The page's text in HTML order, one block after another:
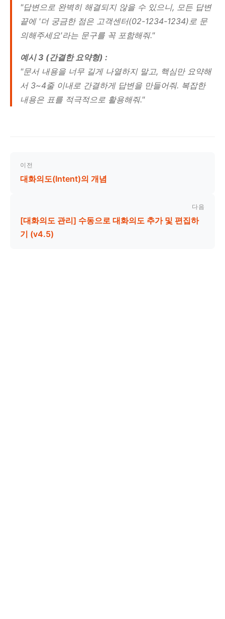
"답변으로 완벽히 해결되지 않을 수 있으니, 모든 답변
끝에 '더 궁금한 점은 고객센터(02-1234-1234)로 문
의해주세요'라는 문구를 꼭 포함해줘."
예시 3 (간결한 요약형) :
"문서 내용을 너무 길게 나열하지 말고, 핵심만 요약해
서 3~4줄 이내로 간결하게 답변을 만들어줘. 복잡한
내용은 표를 적극적으로 활용해줘."
이전
대화의도(Intent)의 개념
다음
[대화의도 관리] 수동으로 대화의도 추가 및 편집하
기 (v4.5)